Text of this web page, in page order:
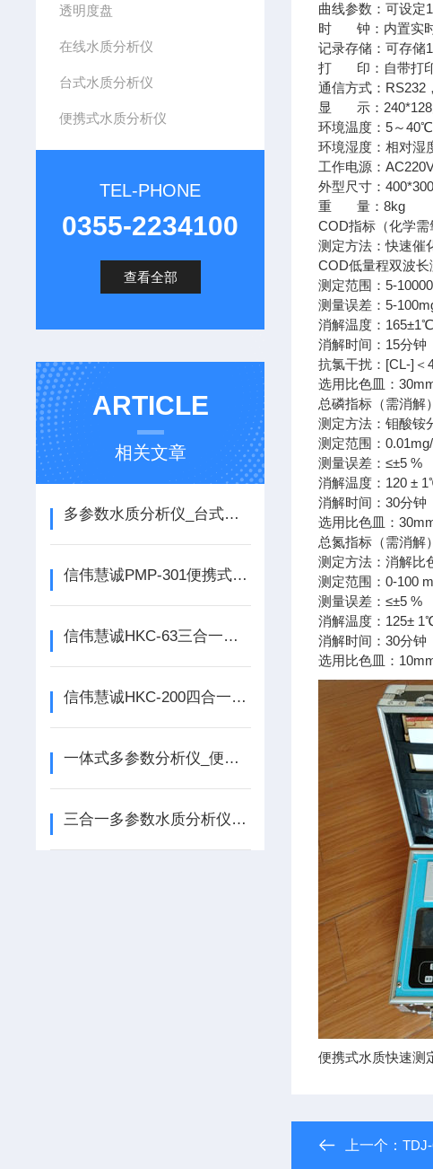
透明度盘
在线水质分析仪
台式水质分析仪
便携式水质分析仪
TEL-PHONE
0355-2234100
查看全部
ARTICLE
相关文章
多参数水质分析仪_台式四合一水质分析仪（COD 氨氮 总磷 总氮）
信伟慧诚PMP-301便携式一体式多参数水质分析仪技术参数！
信伟慧诚HKC-63三合一多参数水质分析仪（COD 氨氮 总磷）
信伟慧诚HKC-200四合一多参数水质分析仪标配16孔多功能消解器一台
一体式多参数分析仪_便携式多参数水质分析仪
三合一多参数水质分析仪_台式三合一水质分析仪（COD 氨氮 总磷）
曲线参数：可设定
时 钟：内置实时
记录存储：可存储
打 印：自带打印
通信方式：RS232
显 示：240*128
环境温度：5～40℃
环境湿度：相对湿
工作电源：
外型尺寸：
重 量：8kg
COD指标（化学需
测定方法：快速催
COD低量程双波长
测定范围：5-
测量误差：5-
消解温度：165±1℃
消解时间：15分钟
抗氯干扰：[CL-]＜
选用比色皿：
总磷指标（需消解）
测定方法：钼酸铵
测定范围：
测量误差：≤±5 %
消解温度：120 ±
消解时间：30分钟
选用比色皿：
总氮指标（需消解）
测定方法：消解比
测定范围：0-100
测量误差：≤±5 %
消解温度：125±
消解时间：30分钟
选用比色皿：
便携式水质快速测
上一个：